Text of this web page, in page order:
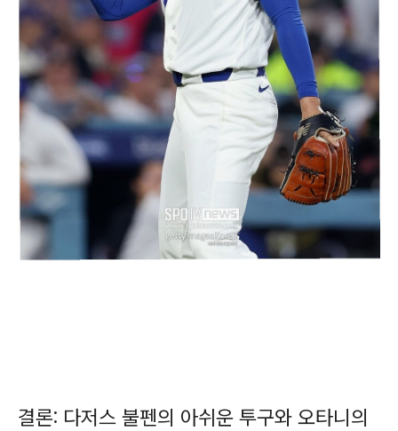
결론: 다저스 불펜의 아쉬운 투구와 오타니의